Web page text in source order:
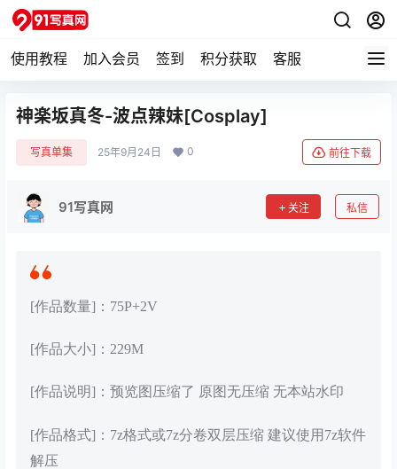
使用教程 加入会员 签到 积分获取 客服
神楽坂真冬-波点辣妹[Cosplay]
写真单集 25年9月24日 0 前往下载
91写真网 关注 私信
[作品数量]：75P+2V
[作品大小]：229M
[作品说明]：预览图压缩了 原图无压缩 无本站水印
[作品格式]：7z格式或7z分卷双层压缩 建议使用7z软件
解压